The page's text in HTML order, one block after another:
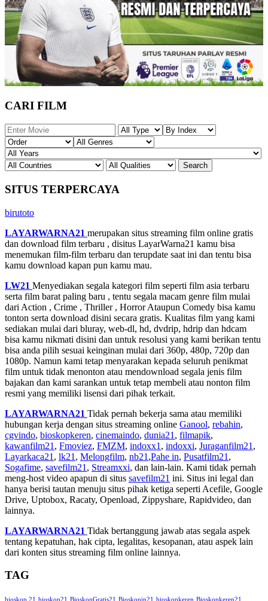
CARI FILM
SITUS TERPERCAYA
birutoto
LAYARWARNA21 merupakan situs streaming film online gratis
dan download film terbaru , disitus LayarWarna21 kamu bisa
menemukan film-film terbaru dan terupdate saat ini dan tentu bisa
kamu download kapan pun kamu mau.
LW21 Menyediakan segala kategori film seperti film asia terbaru
serta film barat paling baru , tentu segala macam genre film mulai
dari Action , Crime , Thriller , Horror Ataupun Comedy bisa kamu
tonton serta download disini secara gratis. Kualitas film yang kami
sediakan mulai dari bluray, web-dl, hd, dvdrip, hdrip dan hdcam
bisa kamu nikmati disini dan untuk resolusi yang kami berikan tentu
bisa anda pilih sesuai keinginan mulai dari 360p, 480p, 720p dan
1080p. Namun kami tetap menyarakan kepada seluruh penikmat
film untuk tidak menonton atau mendownload segala jenis film
bajakan dan kami sarankan untuk tetap membeli atau nonton film
resmi yang memiliki lisensi dari pihak terkait.
LAYARWARNA21 Tidak pernah bekerja sama atau memiliki
hubungan kerja dengan situs streaming online Ganool, rebahin,
cgvindo, bioskopkeren, cinemaindo, dunia21 , filmapik,
kawanfilm21 , Fmoviez, FMZM, indoxx1 , indoxxi, Juraganfilm21 ,
Layarkaca21 , lk21 , Melongfilm, nb21 ,Pahe in, Pusatfilm21 ,
Sogafime, savefilm21 , Streamxxi, dan lain-lain. Kami tidak pernah
meng-host video apapun di situs savefilm21 ini. Situs ini legal dan
hanya berisi tautan menuju situs pihak ketiga seperti Acefile, Google
Drive, Uptobox, Racaty, Openload, Zippyshare, Rapidvideo, dan
lainnya.
LAYARWARNA21 Tidak bertanggung jawab atas segala aspek
tentang kepatuhan, hak cipta, legalitas, kesopanan, atau aspek lain
dari konten situs streaming film online lainnya.
TAG
bioskop 21 bioskop21 BioskopGratis21 Bioskopin21 bioskopkeren Bioskopkeren21